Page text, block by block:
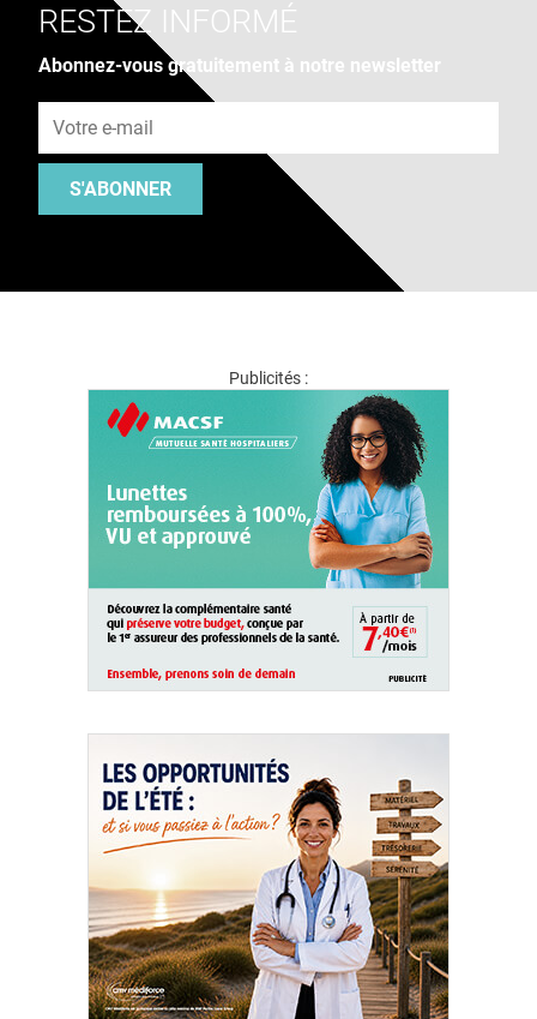
RESTEZ INFORMÉ
Abonnez-vous gratuitement à notre newsletter
S'ABONNER
Publicités :